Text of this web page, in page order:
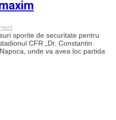
on
DERBY
de
CLUJ:
Mobilizare
sporite de securitate pentru
CFR „Dr. Constantin
unde va avea loc partida